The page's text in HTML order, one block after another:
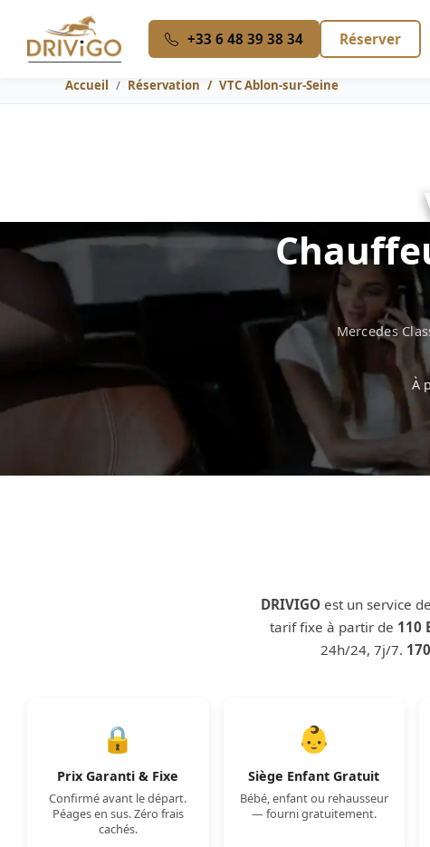
+33 6 48 39 38 34 Réserver
Accueil Réservation VTC Ablon-sur-Seine
Mercedes
À
DRIVIGO est un service
tarif fixe à partir de 110
24h/24, 7j/7.
🔒
Prix Garanti & Fixe
Confirmé avant le départ.
Péages en sus. Zéro frais
cachés.
👶
Siège Enfant Gratuit
Bébé, enfant ou rehausseur
— fourni gratuitement.